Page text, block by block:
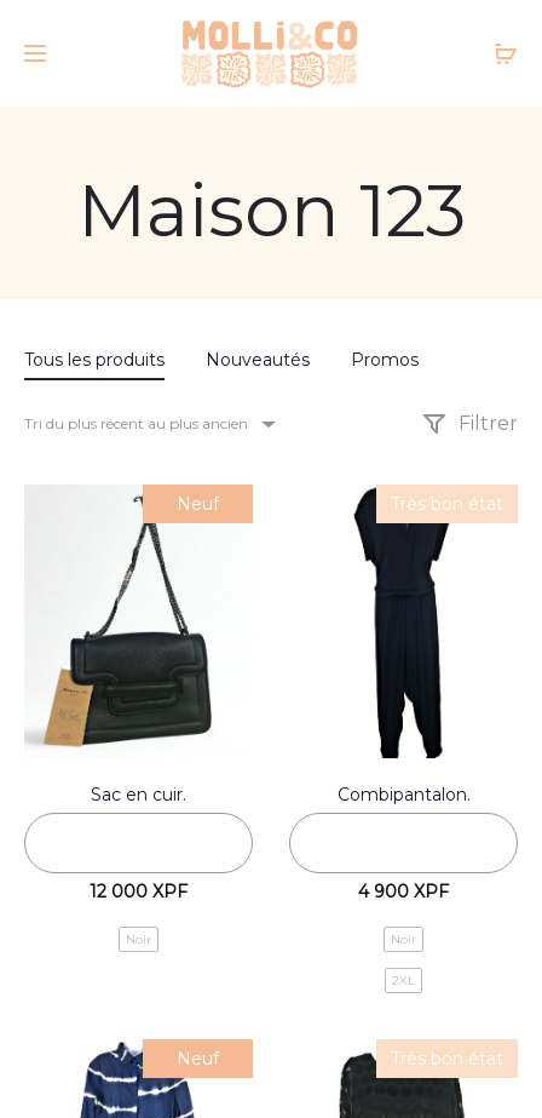
Maison 123
Tous les produits Nouveautés Promos
Tri du plus récent au plus ancien Filtrer
Neuf
Sac en cuir.
12 000 XPF
Noir
Très bon état
Combipantalon.
4 900 XPF
Noir
2XL
Neuf Très bon état